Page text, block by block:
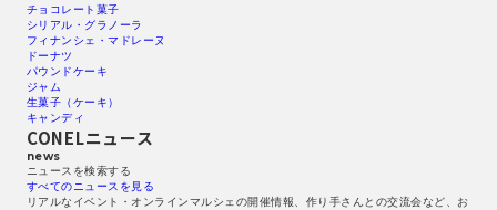
チョコレート菓子
シリアル・グラノーラ
フィナンシェ・マドレーヌ
ドーナツ
パウンドケーキ
ジャム
生菓子（ケーキ）
キャンディ
CONELニュース
news
ニュースを検索する​
すべてのニュースを見る​
リアルなイベント・オンラインマルシェの開催情報、作り手さんとの交流会など、お